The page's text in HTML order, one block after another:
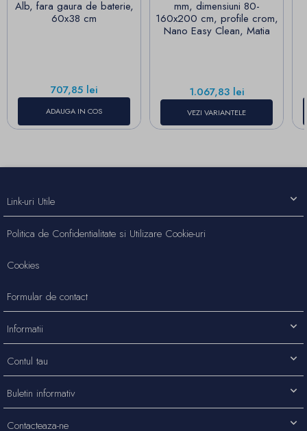
Alb, fara gaura de baterie,
60x38 cm
Pret
707,85 lei
ADAUGA IN COS
mm, dimensiuni 80-
160x200 cm, profile crom,
Nano Easy Clean, Matia
Pret
1.067,83 lei
VEZI VARIANTELE
Contacteaza-ne
Link-uri Utile
Politica de Confidentialitate si Utilizare Cookie-uri
Cookies
Formular de contact
Informatii
Contul tau
Buletin informativ